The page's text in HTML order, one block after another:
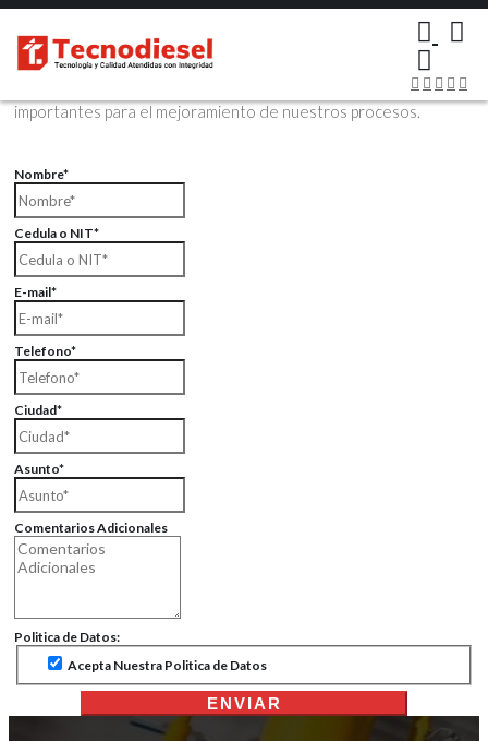
Contáctenos Vía Email
Envíenos sus datos con sus comentarios, sus opiniones son muy
importantes para el mejoramiento de nuestros procesos.
Nombre*
Cedula o NIT*
E-mail*
Telefono*
Ciudad*
Asunto*
Comentarios Adicionales
Politica de Datos:
Acepta Nuestra Politica de Datos
ENVIAR